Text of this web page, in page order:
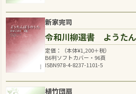
新家完司
令和川柳選書 ようた
定価：（本体¥1,200＋税）
B6判ソフトカバー・96頁
ISBN978-4-8237-1101-5
植竹団扇